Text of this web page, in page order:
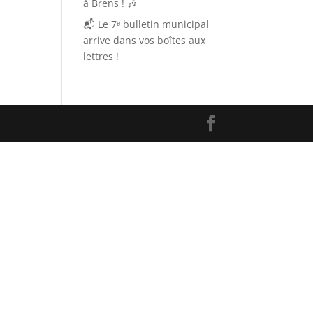
à Brens ! 🎶
📬 Le 7ᵉ bulletin municipal
arrive dans vos boîtes aux
lettres !